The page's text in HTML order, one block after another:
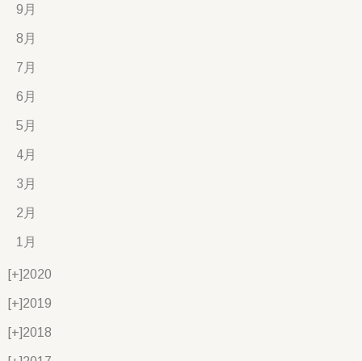
9月
8月
7月
6月
5月
4月
3月
2月
1月
[+]2020
[+]2019
[+]2018